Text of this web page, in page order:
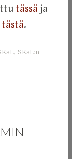
tässä ja
tästä.
, SKsL:n